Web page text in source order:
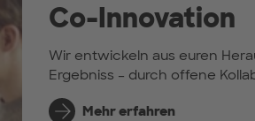
Co-Innovation
Wir entwickeln aus euren
Ergebniss – durch offene
Mehr erfahren